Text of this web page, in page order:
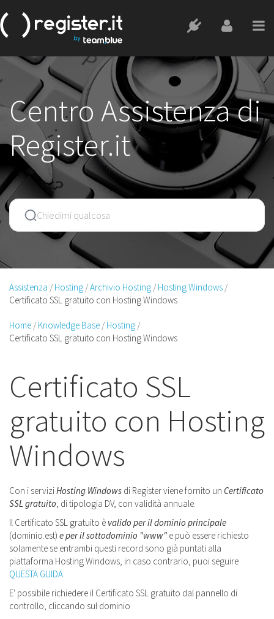
Centro Assistenza di
Register.it
Assistenza Hosting Archivio Hosting
Hosting Windows
Certificato SSL gratuito con Hosting Windows
Home Knowledge Base
Hosting
Certificato SSL gratuito con Hosting Windows
Certificato SSL
gratuito con Hosting
Windows
Con i serviziHosting Windows di Register viene fornito un Certificato
SSL gratuito, di tipologia DV, con validità annuale.
Il Certificato SSL gratuito è valido per il dominio principale
(dominio.est) e per il sottodominio "www" e può essere richiesto
solamente se entrambi questi record sono già puntati alla
piattaforma Hosting Windows, in caso contrario, puoi seguire
QUESTA GUIDA.
E' possibile richiedere il Certificato SSL gratuito dal pannello di
controllo, cliccando sul dominio